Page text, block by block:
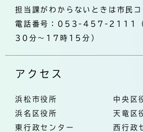
担当課がわからないときは市民
電話番号：053-457-2111（
30分～17時15分）
アクセス
浜松市役所
中央区
浜名区役所
天竜区
東行政センター
西行政